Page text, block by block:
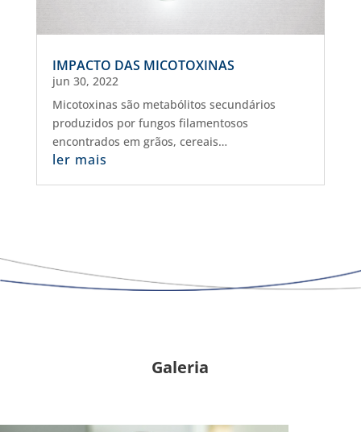
IMPACTO DAS MICOTOXINAS
jun 30, 2022
Micotoxinas são metabólitos secundários
produzidos por fungos filamentosos
encontrados em grãos, cereais…
ler mais
Galeria